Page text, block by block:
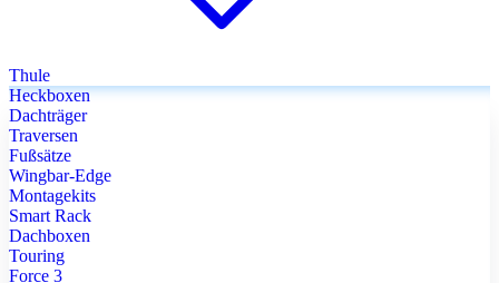
Thule
Heckboxen
Dachträger
Traversen
Fußsätze
Wingbar-Edge
Montagekits
Smart Rack
Dachboxen
Touring
Force 3